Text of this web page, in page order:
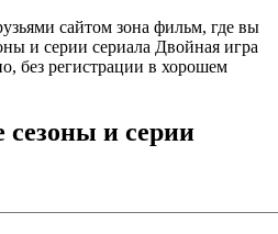
сайтом зона фильм, где вы
и серии сериала Двойная игра
без регистрации в хорошем
сезоны и серии